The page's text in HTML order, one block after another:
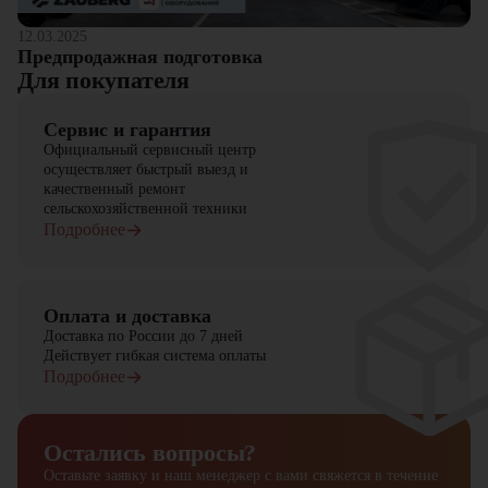
12.03.2025
Предпродажная подготовка
Для покупателя
Сервис и гарантия
Официальный сервисный центр
осуществляет быстрый выезд и
качественный ремонт
сельскохозяйственной техники
Подробнее
Оплата и доставка
Доставка по России до 7 дней
Действует гибкая система оплаты
Подробнее
Остались вопросы?
Оставьте заявку и наш менеджер с вами свяжется в течение